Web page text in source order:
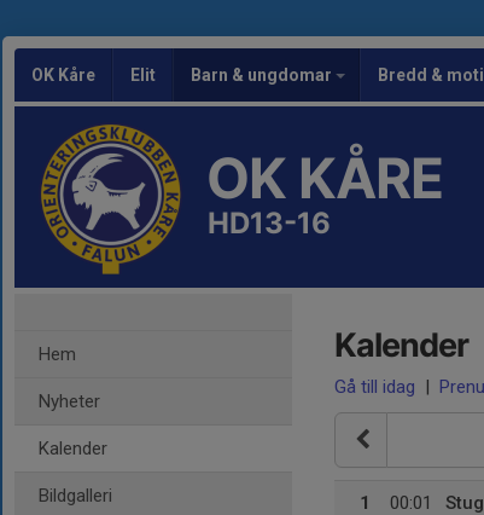
OK Kåre Elit Barn & ungdomar Bredd &
OK KÅRE
HD13-16
Hem
Nyheter
Kalender
Bildgalleri
Kalender
Gå till idag |
1
00:01